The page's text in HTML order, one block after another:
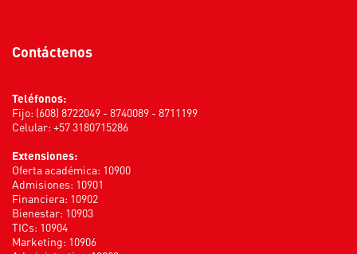
Contáctenos
Teléfonos:
Fijo: (608) 8722049 - 8740089 - 8711199
Celular: +57 3180715286
Extensiones:
Oferta académica: 10900
Admisiones: 10901
Financiera: 10902
Bienestar: 10903
TICs: 10904
Marketing: 10906